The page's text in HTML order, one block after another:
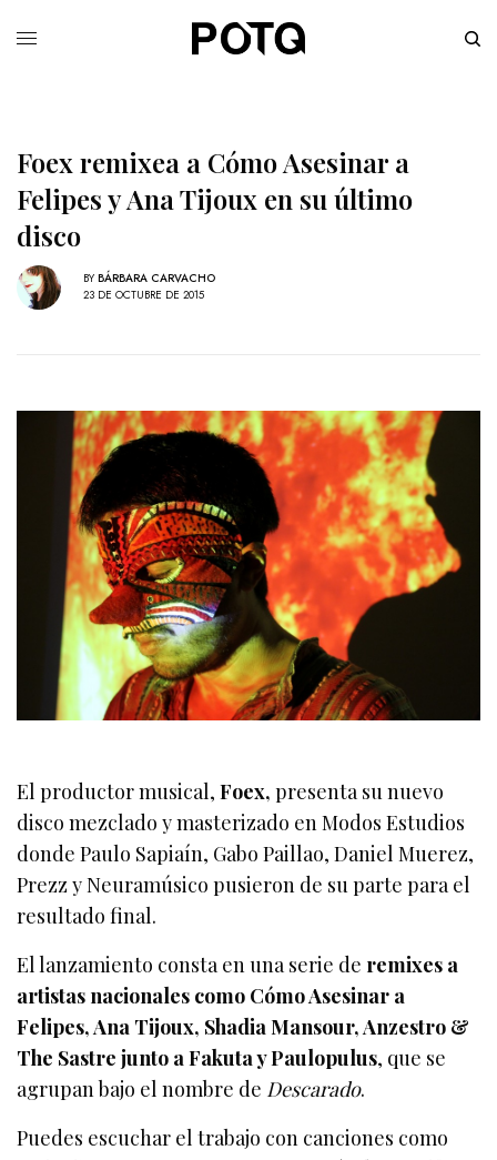
Foex remixea a Cómo Asesinar a
Felipes y Ana Tijoux en su último
disco
BY BÁRBARA CARVACHO
23 DE OCTUBRE DE 2015
El productor musical,Foex, presenta su nuevo
disco mezclado y masterizado en Modos Estudios
donde Paulo Sapiaín, Gabo Paillao, Daniel Muerez,
Prezz y Neuramúsico pusieron de su parte para el
resultado final.
El lanzamiento consta en una serie de remixes a
artistas nacionales como Cómo Asesinar a
Felipes, Ana Tijoux, Shadia Mansour, Anzestro &
The Sastre junto a Fakuta y Paulopulus, que se
agrupan bajo el nombre de Descarado.
Puedes escuchar el trabajo con canciones como